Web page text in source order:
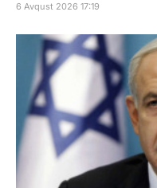
6 Avqust 2026 17:19